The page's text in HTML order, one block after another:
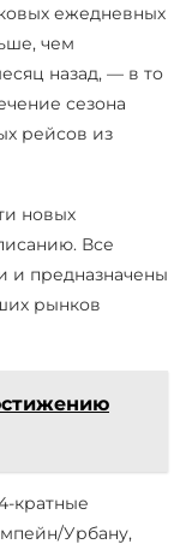
ежедневных
чем
назад, — в то
сезона
рейсов из
новых
Все
и предназначены
рынков
кратные
Урбану,